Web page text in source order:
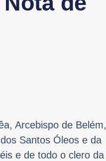
Arcebispo de Belém,
Santos Óleos e da
e de todo o clero da